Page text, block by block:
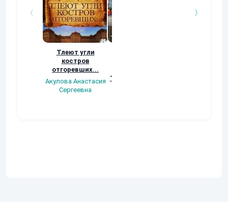
Тлеют угли
костров
отгоревших...
Акулова Анастасия
Сергеевна
Три путешествия.